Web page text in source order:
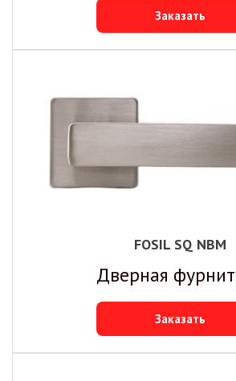
Заказать
FOSIL SQ NBM
Дверная
Заказать